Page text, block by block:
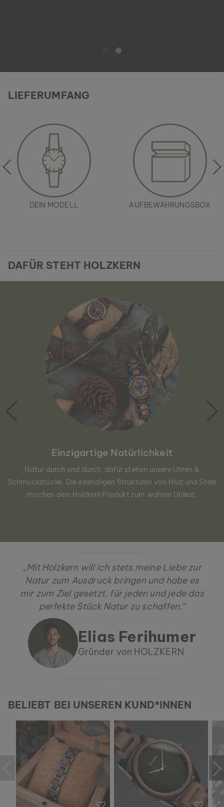
LIEFERUMFANG
DEIN MODELL AUFBEWAHRUNGSBOX
DAFÜR STEHT HOLZKERN
Einzigartige Natürlichkeit
Natur durch und durch, dafür stehen unsere Uhren &
Schmuckstücke. Die einmaligen Strukturen von Holz und Stein
machen dein Holzkern Produkt zum wahren Unikat.
„Mit Holzkern will ich stets meine Liebe zur
Natur zum Ausdruck bringen und habe es
mir zum Ziel gesetzt, für jeden und jede das
perfekte Stück Natur zu schaffen.“
Elias Ferihumer
Gründer von HOLZKERN
BELIEBT BEI UNSEREN KUND*INNEN